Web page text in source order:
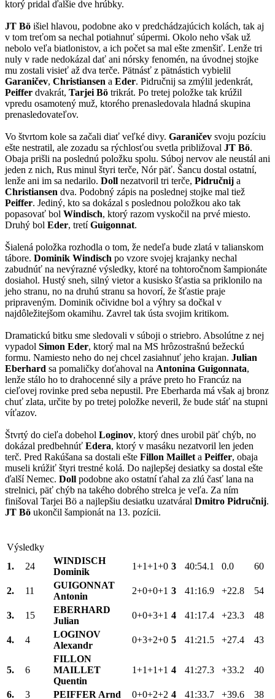
ktorý pridal ďalšie dve hrúbky.
JT Bö išiel hlavou, podobne ako v predchádzajúcich kolách, tak aj
v tom treťom sa nechal potiahnuť súpermi. Okolo neho však už
nebolo veľa biatlonistov, a ich počet sa mal ešte zmenšiť. Lenže tri
nuly v rade nedokázal dať ani nórsky fenomén, na úvodnej stojke
mu zostali visieť až dva terče. Pätnásť z pätnástich vybielil
Garaničev, Christiansen a Eder. Pidručnij sa zmýlil jedenkrát,
Peiffer dvakrát, Tarjei Bö trikrát. Po tretej položke tak krúžil
vpredu osamotený muž, ktorého prenasledovala hladná skupina
prenasledovateľov.
Vo štvrtom kole sa začali diať veľké divy. Garaničev svoju pozíciu
ešte nestratil, ale zozadu sa rýchlosťou svetla približoval JT Bö.
Obaja prišli na poslednú položku spolu. Súboj nervov ale neustál ani
jeden z nich, Rus minul štyri terče, Nór päť. Šancu dostal ostatní,
lenže ani im sa nedarilo. Doll nezatvoril tri terče, Pidručnij a
Christiansen dva. Podobný zápis na poslednej stojke mal tiež
Peiffer. Jediný, kto sa dokázal s poslednou položkou ako tak
popasovať bol Windisch, ktorý razom vyskočil na prvé miesto.
Druhý bol Eder, tretíGuigonnat.
Šialená položka rozhodla o tom, že nedeľa bude zlatá v talianskom
tábore. Dominik Windisch po vzore svojej krajanky nechal
zabudnúť na nevýrazné výsledky, ktoré na tohtoročnom šampionáte
dosiahol. Hustý sneh, silný vietor a kusisko šťastia sa priklonilo na
jeho stranu, no na druhú stranu sa hovorí, že šťastie praje
pripraveným. Dominik očividne bol a výhry sa dočkal v
najdôležitejšom okamihu. Zavrel tak ústa svojim kritikom.
Dramatickú bitku sme sledovali v súboji o striebro. Absolútne z nej
vypadol Simon Eder, ktorý mal na MS hrôzostrašnú bežeckú
formu. Namiesto neho do nej chcel zasiahnuť jeho krajan. Julian
Eberhard sa pomaličky doťahoval na Antonina Guigonnata,
lenže stálo ho to drahocenné sily a práve preto ho Francúz na
cieľovej rovinke pred seba nepustil. Pre Eberharda má však aj bronz
chuť zlata, určite by po tretej položke neveril, že bude stáť na stupni
víťazov.
Štvrtý do cieľa dobehol Loginov, ktorý dnes urobil päť chýb, no
dokázal predbehnúť Edera, ktorý v masáku nezatvoril len jeden
terč. Pred Rakúšana sa dostali ešte Fillon Maillet a Peiffer, obaja
museli krúžiť štyri trestné kolá. Do najlepšej desiatky sa dostal ešte
ďalší Nemec. Doll podobne ako ostatní ťahal za zlú časť lana na
strelnici, päť chýb na takého dobrého strelca je veľa. Za ním
finišoval Tarjei Bö a najlepšiu desiatku uzatváral Dmitro Pidručnij.
JT Bö ukončil šampionát na 13. pozícii.
Výsledky
1.
24
WINDISCH
Dominik
1+1+1+0 3 40:54.1 0.0 60
2. 11
GUIGONNAT
Antonin
2+0+0+1 3 41:16.9 +22.8 54
3. 15
EBERHARD
Julian
0+0+3+1 4 41:17.4 +23.3 48
4. 4
LOGINOV
Alexandr
0+3+2+0 5 41:21.5 +27.4 43
5. 6
FILLON
MAILLET
Quentin
1+1+1+1 4 41:27.3 +33.2 40
6. 3 PEIFFER Arnd 0+0+2+2 4 41:33.7 +39.6 38